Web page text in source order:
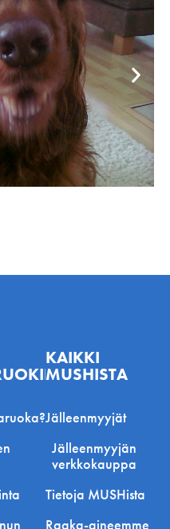
KAIKKI
MUSHISTA
Jälleenmyyjät
Jälleenmyyjän
verkkokauppa
Tietoja MUSHista
Raaka-aineemme